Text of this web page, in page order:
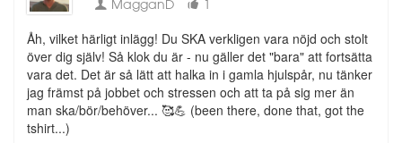
MagganD
1
Åh, vilket härligt inlägg! Du SKA verkligen vara nöjd och stolt
över dig själv! Så klok du är - nu gäller det "bara" att fortsätta
vara det. Det är så lätt att halka in i gamla hjulspår, nu tänker
jag främst på jobbet och stressen och att ta på sig mer än
man ska/bör/behöver... 🥰💪 (been there, done that, got the
tshirt...)